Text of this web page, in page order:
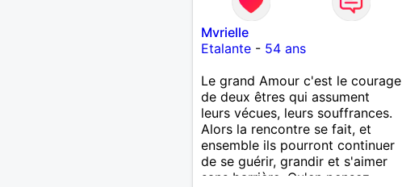
Mvrielle
Etalante- 54 ans
Le grand Amour c'est le courage
de deux êtres qui assument
leurs vécues, leurs souffrances.
Alors la rencontre se fait, et
ensemble ils pourront continuer
de se guérir, grandir et s'aimer
sans barrière. Qu'en pensez-